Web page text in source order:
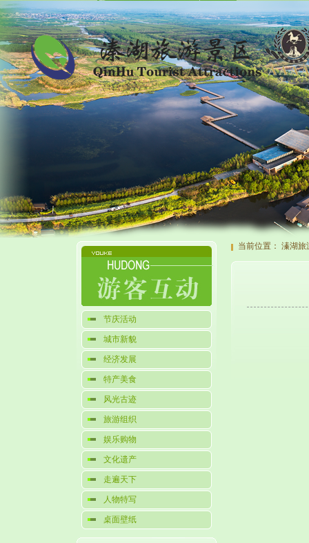
节庆活动
城市新貌
经济发展
特产美食
风光古迹
旅游组织
娱乐购物
文化遗产
走遍天下
人物特写
桌面壁纸
当前位置： 溱湖旅